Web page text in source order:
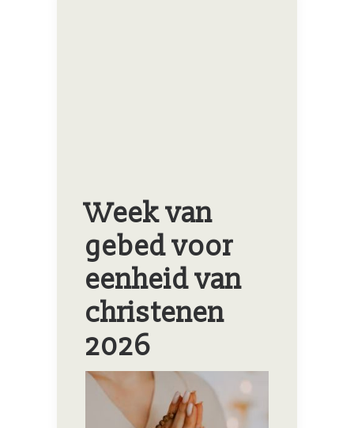
Week van
gebed voor
eenheid van
christenen
2026